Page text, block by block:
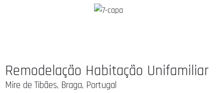
Remodelação Habitação Unifamiliar
Mire de Tibães, Braga, Portugal